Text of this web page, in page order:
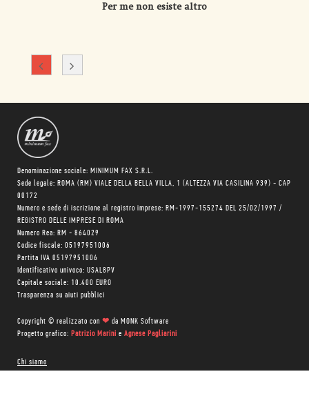
Per me non esiste altro
Denominazione sociale: MINIMUM FAX S.R.L.
Sede legale: ROMA (RM) VIALE DELLA BELLA VILLA, 1 (ALTEZZA VIA CASILINA 939) - CAP
00172
Numero e sede di iscrizione al registro imprese: RM-1997-155274 DEL 25/02/1997 /
REGISTRO DELLE IMPRESE DI ROMA
Numero Rea: RM - 864029
Codice fiscale: 05197951006
Partita IVA 05197951006
Identificativo univoco: USAL8PV
Capitale sociale: 10.400 EURO
Trasparenza su aiuti pubblici
Copyright © realizzato con ❤ da MONK Software
Progetto grafico: Patrizio Marini e Agnese Pagliarini
Chi siamo